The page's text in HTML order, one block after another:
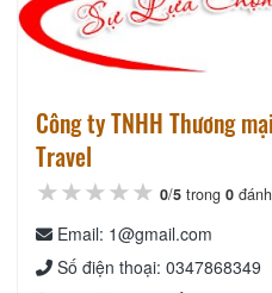
Công ty TNHH Thương
Travel
★★★★★
★★★★★
★★★★★ 0/5 trong 0
Email: 1@gmail.com
Số điện thoại: 0347868349